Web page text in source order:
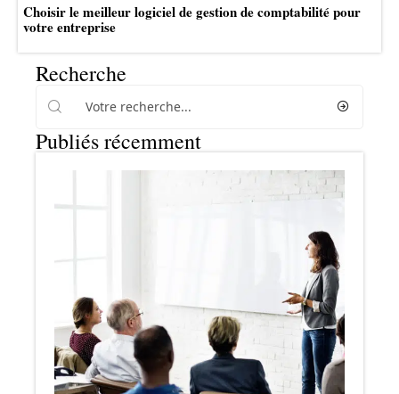
Choisir le meilleur logiciel de gestion de comptabilité pour
votre entreprise
Recherche
Publiés récemment